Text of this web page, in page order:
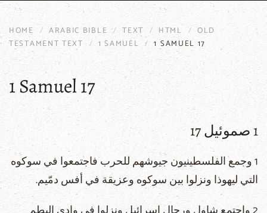
HOME ARABIC BIBLE TEXT HTML
OLD
TESTAMENT TEXT
1 SAMUEL 1 SAMUEL 17
1 Samuel 17
1 صموئيل 17
1 وجمع الفلسطينيون جيوشهم للحرب فاجتمعوا في سوكوه
التي ليهوذا ونزلوا بين سوكوه وعزيقة في أفس دمّيم.